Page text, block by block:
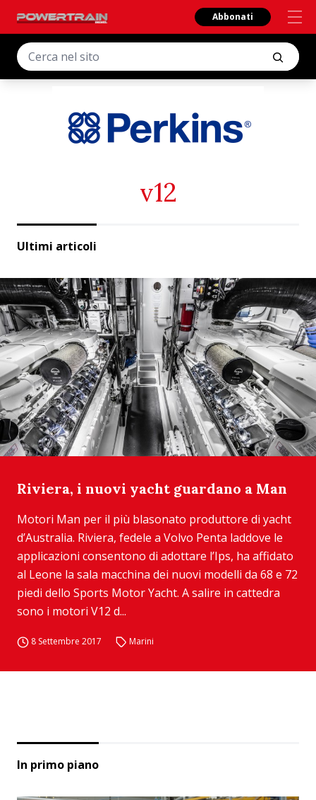
Abbonati
v12
Ultimi articoli
Riviera, i nuovi yacht guardano a Man
Motori Man per il più blasonato produttore di yacht
d’Australia. Riviera, fedele a Volvo Penta laddove le
applicazioni consentono di adottare l’Ips, ha affidato
al Leone la sala macchina dei nuovi modelli da 68 e 72
piedi dello Sports Motor Yacht. A salire in cattedra
sono i motori V12 d...
8 Settembre 2017 Marini
In primo piano